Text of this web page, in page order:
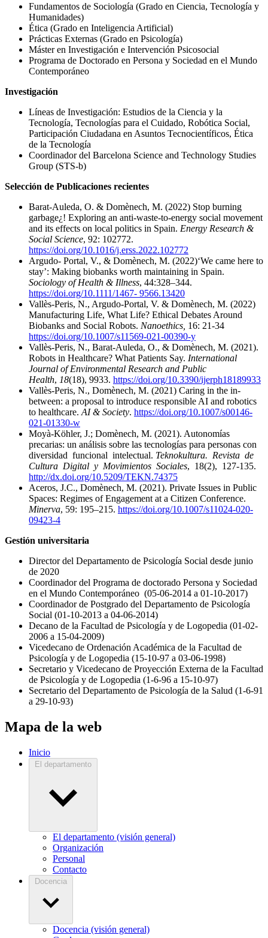
Fundamentos de Sociología (Grado en Ciencia, Tecnología y
Humanidades)
Ética (Grado en Inteligencia Artificial)
Prácticas Externas (Grado en Psicología)
Máster en Investigación e Intervención Psicosocial
Programa de Doctorado en Persona y Sociedad en el Mundo
Contemporáneo
Investigación
Líneas de Investigación: Estudios de la Ciencia y la
Tecnología, Tecnologías para el Cuidado, Robótica Social,
Participación Ciudadana en Asuntos Tecnocientíficos, Ética
de la Tecnología
Coordinador del Barcelona Science and Technology Studies
Group (STS-b)
Selección de Publicaciones recientes
Barat-Auleda, O. & Domènech, M. (2022) Stop burning
garbage¿! Exploring an anti-waste-to-energy social movement
and its effects on local politics in Spain. Energy Research &
Social Science, 92: 102772.
https://doi.org/10.1016/j.erss.2022.102772
Argudo- Portal, V., & Domènech, M. (2022)‘We came here to
stay’: Making biobanks worth maintaining in Spain.
Sociology of Health & Illness, 44:328–344.
https://doi.org/10.1111/1467- 9566.13420
Vallès-Peris, N., Argudo-Portal, V. & Domènech, M. (2022)
Manufacturing Life, What Life? Ethical Debates Around
Biobanks and Social Robots. Nanoethics, 16: 21-34
https://doi.org/10.1007/s11569-021-00390-y
Vallès-Peris, N., Barat-Auleda, O., & Domènech, M. (2021).
Robots in Healthcare? What Patients Say. International
Journal of Environmental Research and Public
Health, 18(18), 9933. https://doi.org/10.3390/ijerph18189933
Vallès-Peris, N., Domènech, M. (2021) Caring in the in-
between: a proposal to introduce responsible AI and robotics
to healthcare. AI & Society. https://doi.org/10.1007/s00146-
021-01330-w
Moyà-Köhler, J.; Domènech, M. (2021). Autonomías
precarias: un análisis sobre las tecnologías para personas con
diversidad funcional intelectual. Teknokultura. Revista de
Cultura Digital y Movimientos Sociales, 18(2), 127-135.
http://dx.doi.org/10.5209/TEKN.74375
Aceros, J.C., Domènech, M. (2021). Private Issues in Public
Spaces: Regimes of Engagement at a Citizen Conference.
Minerva, 59: 195–215. https://doi.org/10.1007/s11024-020-
09423-4
Gestión universitaria
Director del Departamento de Psicología Social desde junio
de 2020
Coordinador del Programa de doctorado Persona y Sociedad
en el Mundo Contemporáneo (05-06-2014 a 01-10-2017)
Coordinador de Postgrado del Departamento de Psicología
Social (01-10-2013 a 04-06-2014)
Decano de la Facultad de Psicología y de Logopedia (01-02-
2006 a 15-04-2009)
Vicedecano de Ordenación Académica de la Facultad de
Psicología y de Logopedia (15-10-97 a 03-06-1998)
Secretario y Vicedecano de Proyección Externa de la Facultad
de Psicología y de Logopedia (1-6-96 a 15-10-97)
Secretario del Departamento de Psicología de la Salud (1-6-91
a 29-10-93)
Mapa de la web
Inicio
El departamento
El departamento (visión general)
Organización
Personal
Contacto
Docencia
Docencia (visión general)